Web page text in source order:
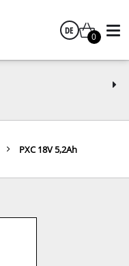
DE
0
PXC 18V 5,2Ah